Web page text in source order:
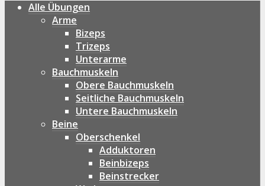
Alle Übungen
Arme
Bizeps
Trizeps
Unterarme
Bauchmuskeln
Obere Bauchmuskeln
Seitliche Bauchmuskeln
Untere Bauchmuskeln
Beine
Oberschenkel
Adduktoren
Beinbizeps
Beinstrecker